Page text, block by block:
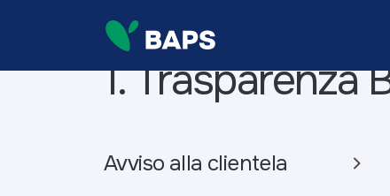
1. Trasparenza
Avviso alla clientela